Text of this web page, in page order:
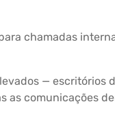
chamadas
— escritórios
comunicações